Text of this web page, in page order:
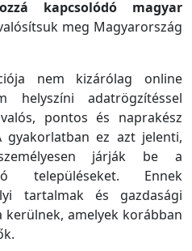
kapcsolódó magyar
meg Magyarország
nem kizárólag online
helyszíni adatrögzítéssel
pontos és naprakész
ez azt jelenti,
járják be a
településeket. Ennek
tartalmak és gazdasági
amelyek korábban